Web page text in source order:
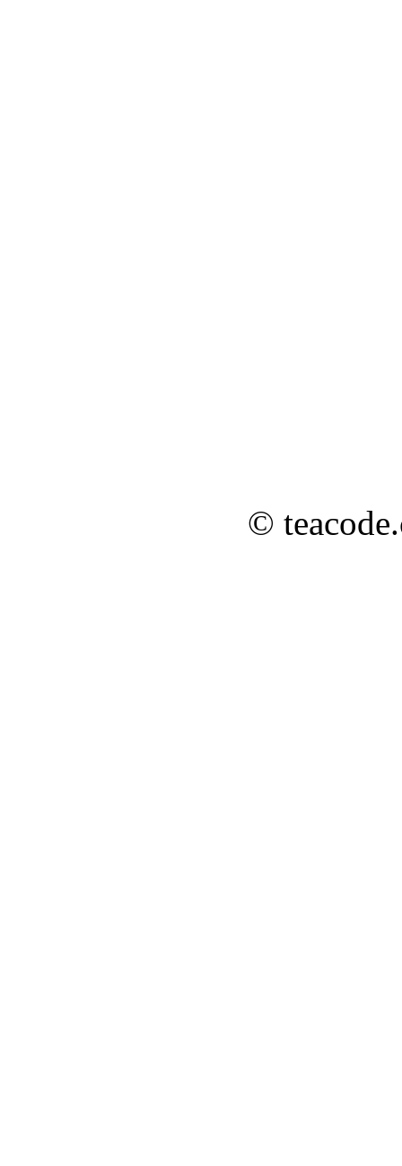
©